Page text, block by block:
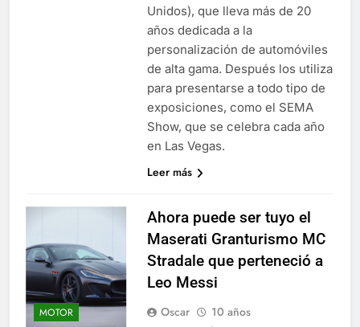
Unidos), que lleva más de 20
años dedicada a la
personalización de automóviles
de alta gama. Después los utiliza
para presentarse a todo tipo de
exposiciones, como el SEMA
Show, que se celebra cada año
en Las Vegas.
Leer más
MOTOR
Ahora puede ser tuyo el
Maserati Granturismo MC
Stradale que perteneció a
Leo Messi
Oscar
10 años